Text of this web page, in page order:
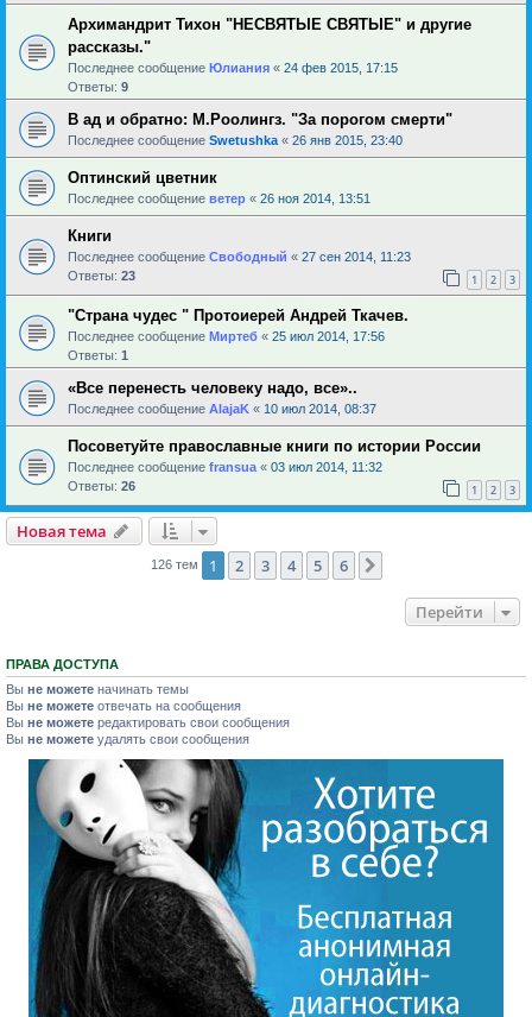
Архимандрит Тихон "НЕСВЯТЫЕ СВЯТЫЕ" и другие
рассказы."
Последнее сообщение Юлиания « 24 фев 2015, 17:15
Ответы: 9
В ад и обратно: М.Роолингз. "За порогом смерти"
Последнее сообщение Swetushka « 26 янв 2015, 23:40
Оптинский цветник
Последнее сообщение ветер « 26 ноя 2014, 13:51
Книги
Последнее сообщение Свободный « 27 сен 2014, 11:23
Ответы: 23 1 2 3
"Страна чудес " Протоиерей Андрей Ткачев.
Последнее сообщение Миртеб « 25 июл 2014, 17:56
Ответы: 1
«Все перенесть человеку надо, все»..
Последнее сообщение AlajaK « 10 июл 2014, 08:37
Посоветуйте православные книги по истории России
Последнее сообщение fransua « 03 июл 2014, 11:32
Ответы: 26 1 2 3
Новая тема
126 тем 1 2 3 4 5 6
Перейти
ПРАВА ДОСТУПА
Вы не можете начинать темы
Вы не можете отвечать на сообщения
Вы не можете редактировать свои сообщения
Вы не можете удалять свои сообщения